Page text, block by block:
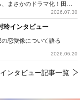
2026.07.30
玲インタビュー
恋愛像について語る
2026.06.20
インタビュー記事一覧